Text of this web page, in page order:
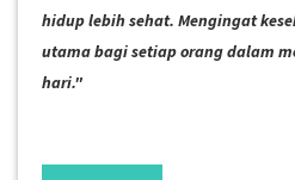
hidup lebih sehat. Mengingat
utama bagi setiap orang dalam
hari."